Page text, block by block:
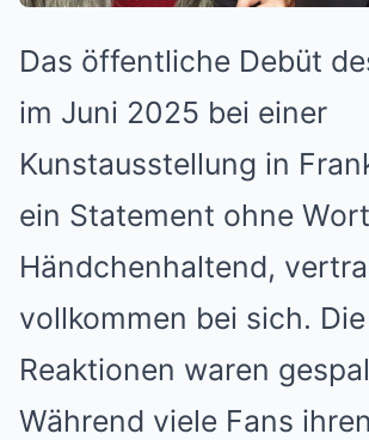
Das öffentliche Debüt
im Juni 2025 bei einer
Kunstausstellung in
ein Statement ohne
Händchenhaltend,
vollkommen bei sich. Die
Reaktionen waren
Während viele Fans